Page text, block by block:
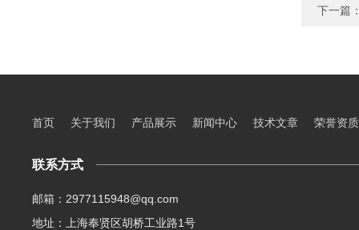
下一篇
首页 关于我们 产品展示 新闻中心 技术文章 荣誉资质
联系方式
邮箱：2977115948@qq.com
地址：上海奉贤区胡桥工业路1号